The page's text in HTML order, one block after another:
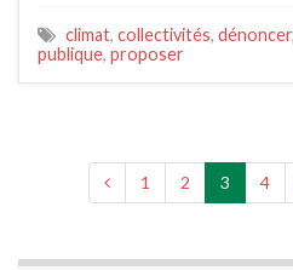
climat, collectivités, dénoncer,
publique, proposer
1 2 3 4